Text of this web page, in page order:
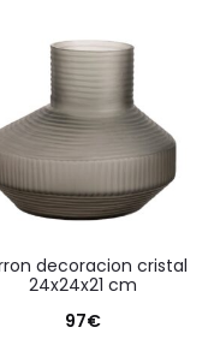
24x24x21 cm
97€